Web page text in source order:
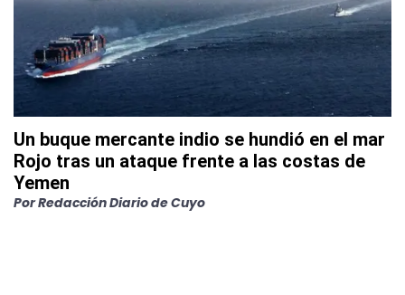
Un buque mercante indio se hundió en el mar
Rojo tras un ataque frente a las costas de
Yemen
PorRedacción Diario de Cuyo